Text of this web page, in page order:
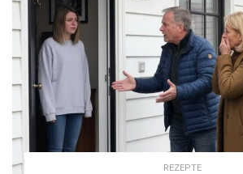
REZEPTE